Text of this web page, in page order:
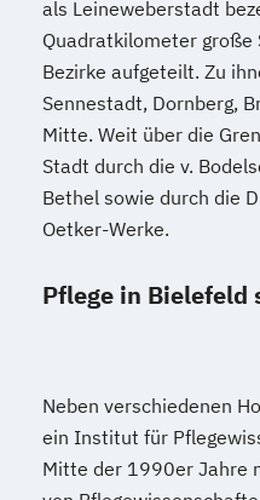
als Leineweberstadt
Quadratkilometer große
Bezirke aufgeteilt. Zu
Sennestadt, Dornberg,
Mitte. Weit über die
Stadt durch die v.
Bethel sowie durch die
Oetker-Werke.
Pflege in Bielefeld
Neben verschiedenen
ein Institut für
Mitte der 1990er Jahre